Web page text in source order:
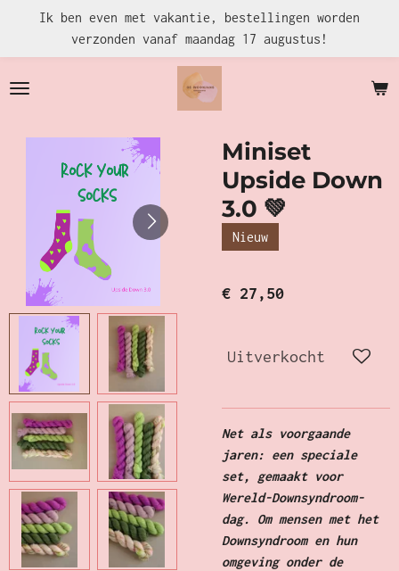
naar
de
Ik ben even met vakantie, bestellingen worden
verzonden vanaf maandag 17 augustus!
Miniset
Upside Down
3.0 💚
Nieuw
€ 27,50
Uitverkocht
Net als voorgaande
jaren: een speciale
set, gemaakt voor
Wereld-Downsyndroom-
dag. Om mensen met het
Downsyndroom en hun
omgeving onder de